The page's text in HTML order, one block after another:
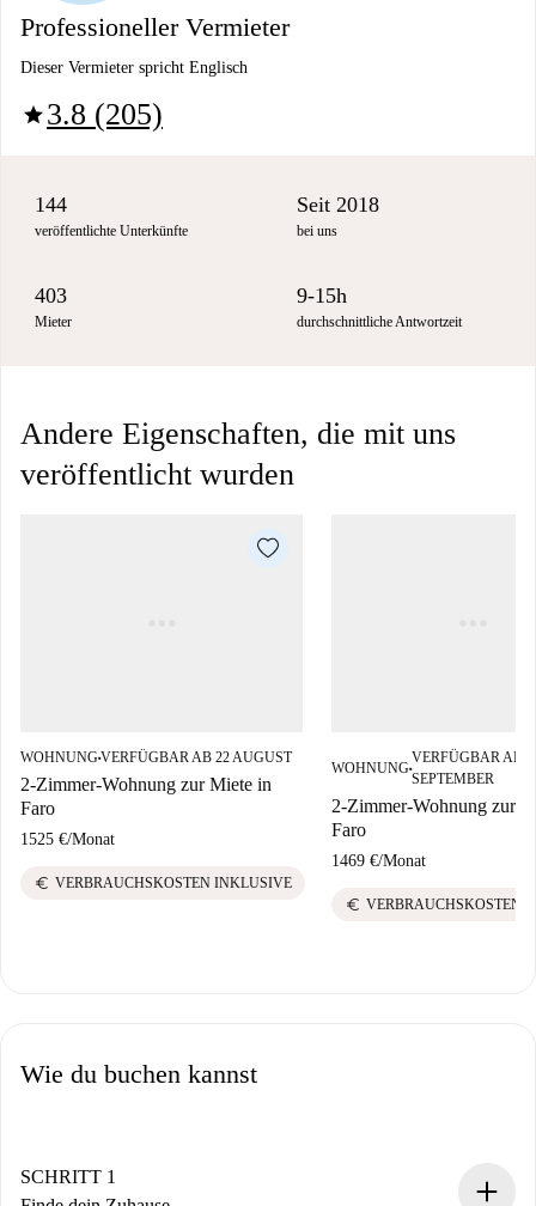
Professioneller Vermieter
Dieser Vermieter spricht Englisch
star3.8 (205)
144
veröffentlichte Unterkünfte
Seit 2018
bei uns
403
Mieter
9-15h
durchschnittliche Antwortzeit
Andere Eigenschaften, die mit uns
veröffentlicht wurden
WOHNUNG■VERFÜGBAR AB 22 AUGUST
2-Zimmer-Wohnung zur Miete in
Faro
1525 €/Monat
euro VERBRAUCHSKOSTEN INKLUSIVE
WOHNUNG■
VERFÜGBAR AB
SEPTEMBER
2-Zimmer-Wohnung zur
Faro
1469 €/Monat
euro VERBRAUCHSKOSTEN
Wie du buchen kannst
SCHRITT 1